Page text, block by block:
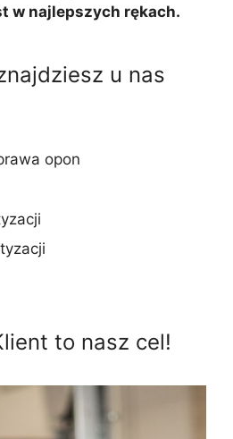
w najlepszych rękach.
u nas
opon
to nasz cel!